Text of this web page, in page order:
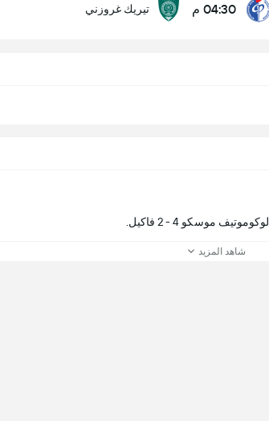
04:30 م تيريك غروزني
موسكو 4 - 2 فاكيل.
شاهد المزيد